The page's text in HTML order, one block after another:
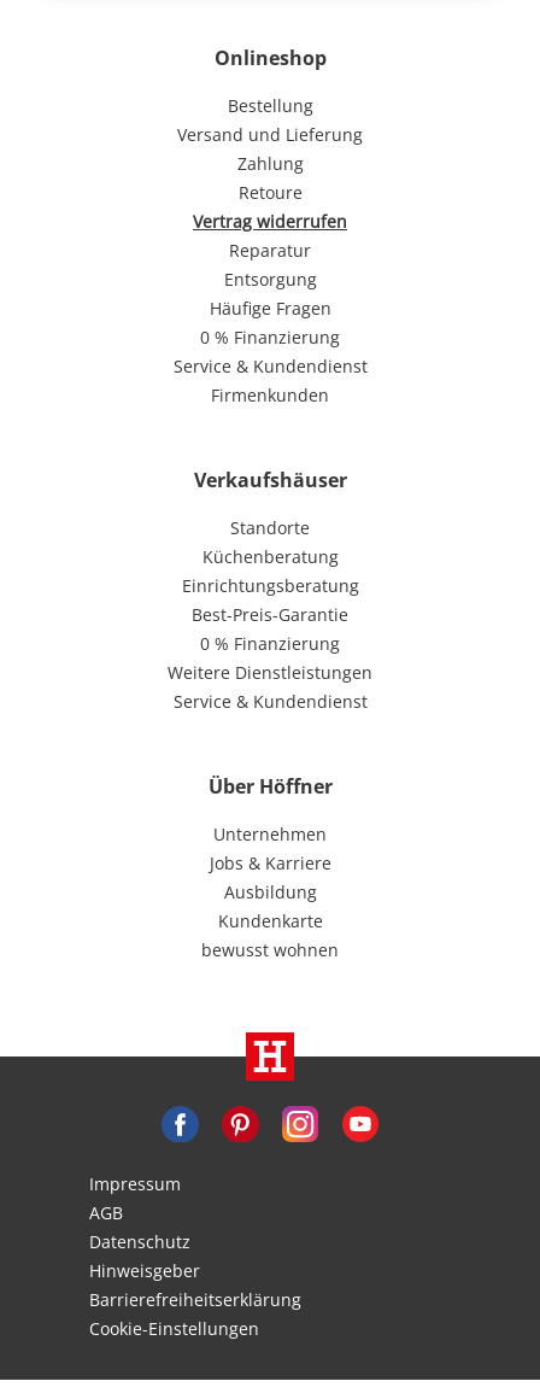
Onlineshop
Bestellung
Versand und Lieferung
Zahlung
Retoure
Vertrag widerrufen
Reparatur
Entsorgung
Häufige Fragen
0 % Finanzierung
Service & Kundendienst
Firmenkunden
Verkaufshäuser
Standorte
Küchenberatung
Einrichtungsberatung
Best-Preis-Garantie
0 % Finanzierung
Weitere Dienstleistungen
Service & Kundendienst
Über Höffner
Unternehmen
Jobs & Karriere
Ausbildung
Kundenkarte
bewusst wohnen
Impressum
AGB
Datenschutz
Hinweisgeber
Barrierefreiheitserklärung
Cookie-Einstellungen